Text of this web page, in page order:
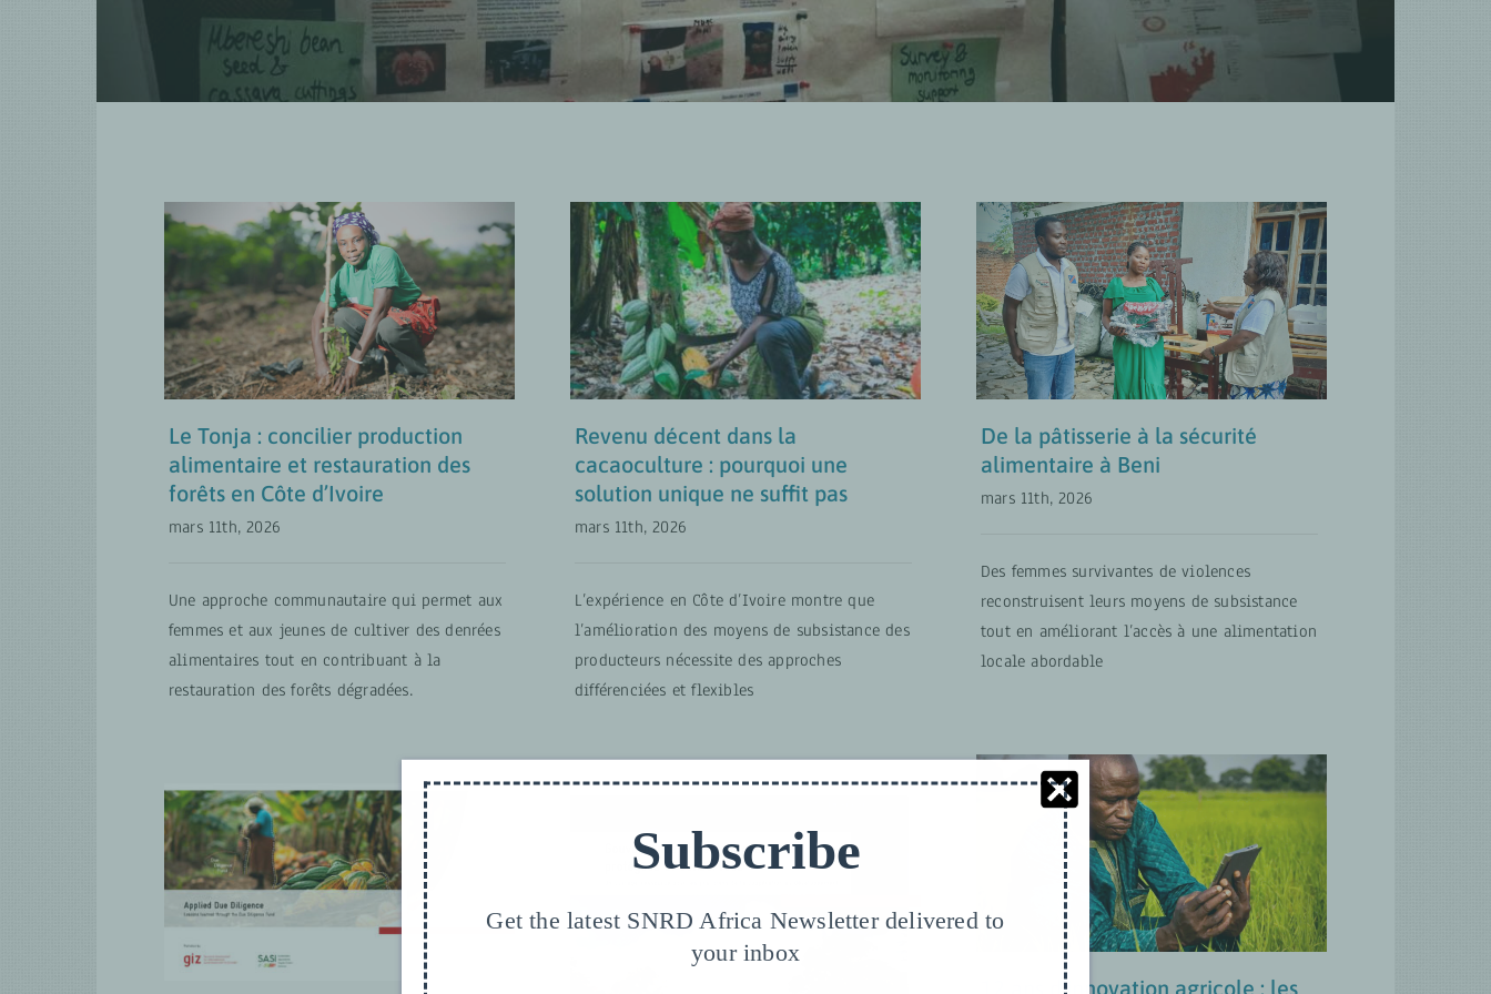
Le Tonja : concilier
production alimentaire et
restauration des forêts en
Côte d’Ivoire
Approches Transformatives en Matière
de Genre MISES À JOUR
Le Tonja : concilier production
alimentaire et restauration des
forêts en Côte d’Ivoire
mars 11th, 2026
Une approche communautaire qui permet aux
femmes et aux jeunes de cultiver des denrées
alimentaires tout en contribuant à la
restauration des forêts dégradées.
Revenu décent dans la
cacaoculture : pourquoi
une solution unique ne
suffit pas
Approches Transformatives en Matière
de Genre MISES À JOUR
Revenu décent dans la
cacaoculture : pourquoi une
solution unique ne suffit pas
mars 11th, 2026
L’expérience en Côte d’Ivoire montre que
l’amélioration des moyens de subsistance des
producteurs nécessite des approches
différenciées et flexibles
De la pâtisserie à la
sécurité alimentaire à Beni
Approches Transformatives en Matière
de Genre MISES À JOUR
De la pâtisserie à la sécurité
alimentaire à Beni
mars 11th, 2026
Des femmes survivantes de violences
reconstruisent leurs moyens de subsistance
tout en améliorant l’accès à une alimentation
locale abordable
12 ans d’innovation
agricole : les
enseignements des Centres
d’Innovation Verte
Agrobusiness inclusif MISES À JOUR
12 ans d’innovation agricole : les
Ce qui fait fonctionner les
chaînes
d’approvisionnement
responsables en pratique
Agrobusiness inclusif ATVET FR
Une référence
Subscribe
Get the latest SNRD Africa Newsletter delivered to
your inbox